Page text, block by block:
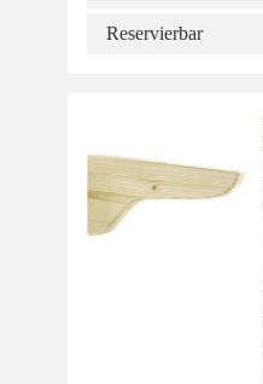
Reservierbar